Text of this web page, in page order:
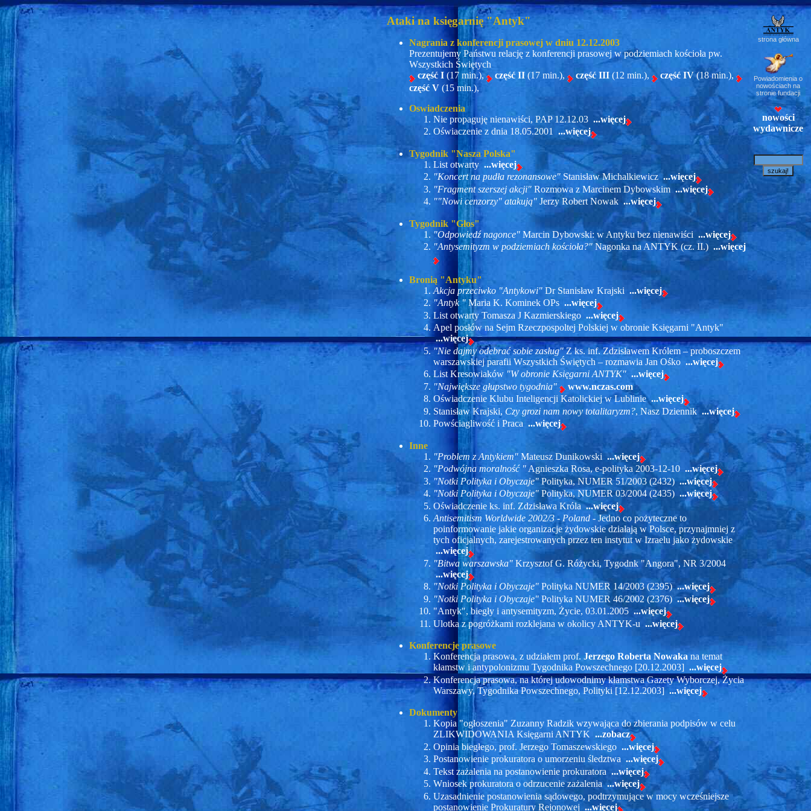
Ataki na księgarnię "Antyk"
Nagrania z konferencji prasowej w dniu 12.12.2003
Prezentujemy Państwu relację z konferencji prasowej w podziemiach kościoła pw.
Wszystkich Świętych
część I (17 min.), część II (17 min.), część III (12 min.), część IV(18 min.),
część V (15 min.),
Oswiadczenia
Nie propaguję nienawiści, PAP 12.12.03 ...więcej
Oświaczenie z dnia 18.05.2001 ...więcej
Tygodnik "Nasza Polska"
List otwarty ...więcej
"Koncert na pudła rezonansowe" Stanisław Michalkiewicz...więcej
"Fragment szerszej akcji" Rozmowa z Marcinem Dybowskim ...więcej
""Nowi cenzorzy" atakują" Jerzy Robert Nowak ...więcej
Tygodnik "Głos"
"Odpowiedź nagonce" Marcin Dybowski: w Antyku bez nienawiści ...więcej
"Antysemityzm w podziemiach kościoła?"Nagonka na ANTYK (cz. II.) ...więcej
Bronią "Antyku"
Akcja przeciwko "Antykowi" Dr Stanisław Krajski ...więcej
"Antyk " Maria K. Kominek OPs ...więcej
List otwarty Tomasza J Kazmierskiego ...więcej
Apel posłów na Sejm Rzeczpospoltej Polskiej w obronie Księgarni "Antyk"
...więcej
"Nie dajmy odebrać sobie zasług"Z ks. inf. Zdzisławem Królem – proboszczem
warszawskiej parafii Wszystkich Świętych – rozmawia Jan Ośko ...więcej
List Kresowiaków "W obronie Księgarni ANTYK" ...więcej
"Największe głupstwo tygodnia"
www.nczas.com
Oświadczenie Klubu Inteligencji Katolickiej w Lublinie...więcej
Stanisław Krajski, Czy grozi nam nowy totalitaryzm?, Nasz Dziennik ...więcej
Powściagliwość i Praca ...więcej
Inne
"Problem z Antykiem" Mateusz Dunikowski...więcej
"Podwójna moralność " Agnieszka Rosa, e-polityka 2003-12-10 ...więcej
"Notki Polityka i Obyczaje"Polityka, NUMER 51/2003 (2432)...więcej
"Notki Polityka i Obyczaje" Polityka, NUMER 03/2004 (2435) ...więcej
Oświadczenie ks. inf. Zdzisława Króla...więcej
Antisemitism Worldwide 2002/3 - Poland - Jedno co pożyteczne to
poinformowanie jakie organizacje żydowskie działają w Polsce, przynajmniej z
tych oficjalnych, zarejestrowanych przez ten instytut w Izraelu jako żydowskie
...więcej
"Bitwa warszawska" Krzysztof G. Różycki, Tygodnk "Angora", NR 3/2004
...więcej
"Notki Polityka i Obyczaje" Polityka NUMER 14/2003 (2395)...więcej
"Notki Polityka i Obyczaje" Polityka NUMER 46/2002 (2376)...więcej
"Antyk", biegły i antysemityzm, Życie, 03.01.2005 ...więcej
Ulotka z pogróżkami rozklejana w okolicy ANTYK-u ...więcej
Konferencje prasowe
Konferencja prasowa, z udziałem prof. Jerzego Roberta Nowaka na temat
kłamstw i antypolonizmu Tygodnika Powszechnego [20.12.2003] ...więcej
Konferencja prasowa, na której udowodnimy kłamstwa Gazety Wyborczej, Życia
Warszawy, Tygodnika Powszechnego, Polityki [12.12.2003]...więcej
Dokumenty
Kopia "ogłoszenia" Zuzanny Radzik wzywająca do zbierania podpisów w celu
ZLIKWIDOWANIA Księgarni ANTYK ...zobacz
Opinia biegłego, prof. Jerzego Tomaszewskiego ...więcej
Postanowienie prokuratora o umorzeniu śledztwa ...więcej
Tekst zażalenia na postanowienie prokuratora ...więcej
Wniosek prokuratora o odrzucenie zażalenia...więcej
Uzasadnienie postanowienia sądowego, podtrzymujące w mocy wcześniejsze
postanowienie Prokuratury Rejonowej ...więcej
strona główna
Powiadomienia o
nowościach na
stronie fundacji
nowości
wydawnicze